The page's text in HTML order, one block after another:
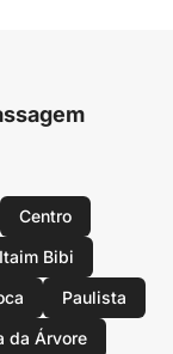
Centro
Itaim Bibi
Paulista
da Árvore